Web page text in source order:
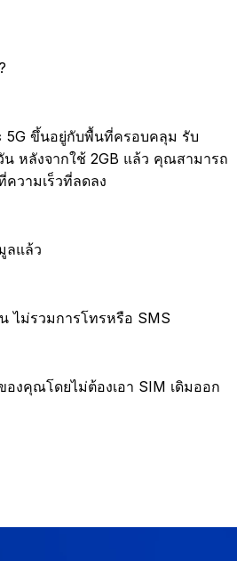
5G ขึ้นอยู่กับพื้นที่ครอบคลุม รับ
น หลังจากใช้ 2GB แล้ว คุณสามารถ
ความเร็วที่ลดลง
ลแล้ว
ไม่รวมการโทรหรือ SMS
องคุณโดยไม่ต้องเอา SIM เดิมออก